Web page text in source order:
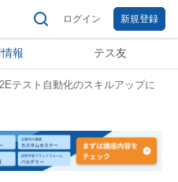
ログイン 新規登録
報 テス友
テスト自動化のスキルアップに